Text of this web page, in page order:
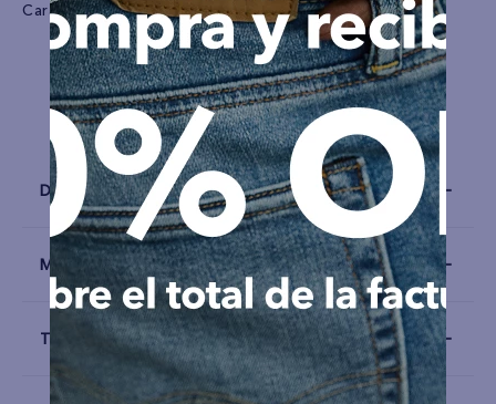
Características
Tela Lino
Detalles
Materiales y Cuidado
Talla y Fit